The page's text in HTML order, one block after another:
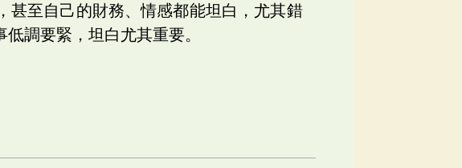
甚至自己的財務、情感都能坦白，尤其錯
調要緊，坦白尤其重要。